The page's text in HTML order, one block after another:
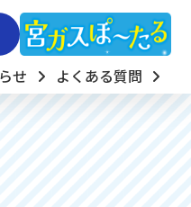
せ よくある質問